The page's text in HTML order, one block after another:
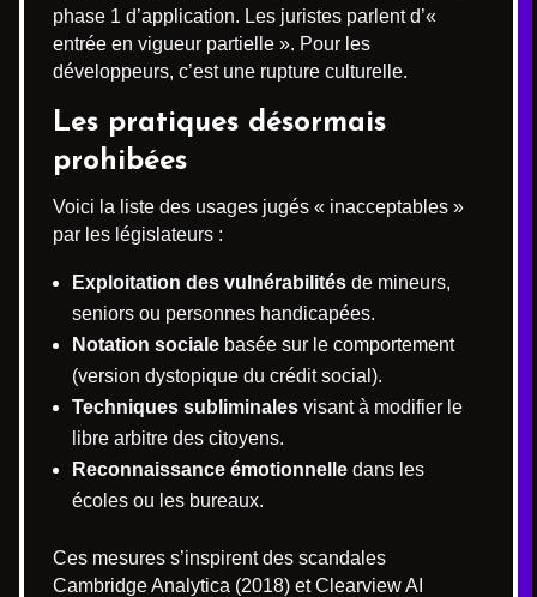
phase 1 d’application. Les juristes parlent d’«
entrée en vigueur partielle ». Pour les
développeurs, c’est une rupture culturelle.
Les pratiques désormais
prohibées
Voici la liste des usages jugés « inacceptables »
par les législateurs :
Exploitation des vulnérabilités de mineurs,
seniors ou personnes handicapées.
Notation sociale basée sur le comportement
(version dystopique du crédit social).
Techniques subliminales visant à modifier le
libre arbitre des citoyens.
Reconnaissance émotionnelle dans les
écoles ou les bureaux.
Ces mesures s’inspirent des scandales
Cambridge Analytica (2018) et Clearview AI